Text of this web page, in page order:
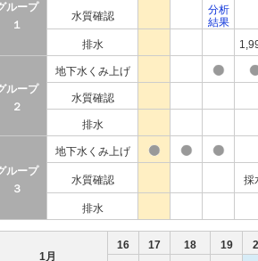
ループ
１
水質確認
分析
結果
排水
ループ
２
地下水くみ上げ
水質確認
排水
ループ
３
地下水くみ上げ
水質確認 採
排水
1月
16 17 18 19